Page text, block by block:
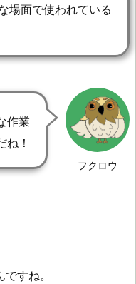
場面で使われている
フクロウ
作業
ね！
すね。